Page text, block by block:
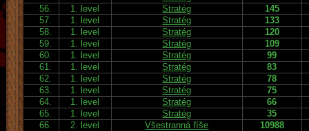
56.
1. level Stratég
145
57.
1. level Stratég
133
58.
1. level Stratég
120
59.
1. level Stratég
109
60.
1. level Stratég
99
61.
1. level Stratég
83
62.
1. level Stratég
78
63.
1. level Stratég
75
64.
1. level Stratég
66
65.
1. level Stratég
35
66.
2. level Všestranná říše
10988